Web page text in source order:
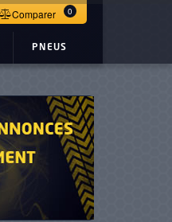
Comparer 0
PNEUS